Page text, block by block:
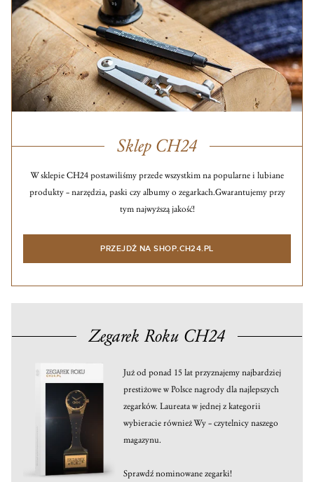
Sklep CH24
W sklepie CH24 postawiliśmy przede wszystkim na popularne i lubiane
produkty – narzędzia, paski czy albumy o zegarkach.Gwarantujemy przy
tym najwyższą jakość!
PRZEJDŹ NA SHOP.CH24.PL
Zegarek Roku CH24
Już od ponad 15 lat przyznajemy najbardziej
prestiżowe w Polsce nagrody dla najlepszych
zegarków. Laureata w jednej z kategorii
wybieracie również Wy – czytelnicy naszego
magazynu.
Sprawdź nominowane zegarki!